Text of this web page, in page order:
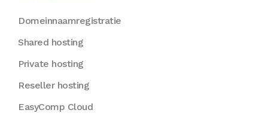
Domeinnaamregistratie
Shared hosting
Private hosting
Reseller hosting
EasyComp Cloud